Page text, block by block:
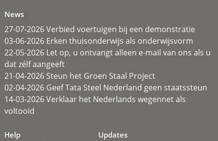
News
27-07-2026 Verbied voertuigen bij een demonstratie
03-06-2026 Erken thuisonderwijs als onderwijsvorm
22-05-2026 Let op, u ontvangt alleen e-mail van ons als u
dat zélf aangeeft
21-04-2026 Steun het Groen Staal Project
02-04-2026 Geef Tata Steel Nederland geen staatssteun
14-03-2026 Verklaar het Nederlands wegennet als
voltooid
Help
Updates